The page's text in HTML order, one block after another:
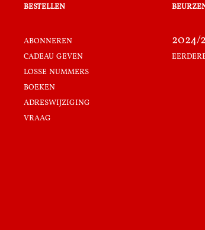
bestellen
abonneren
cadeau geven
losse nummers
boeken
adreswijziging
vraag
2024/